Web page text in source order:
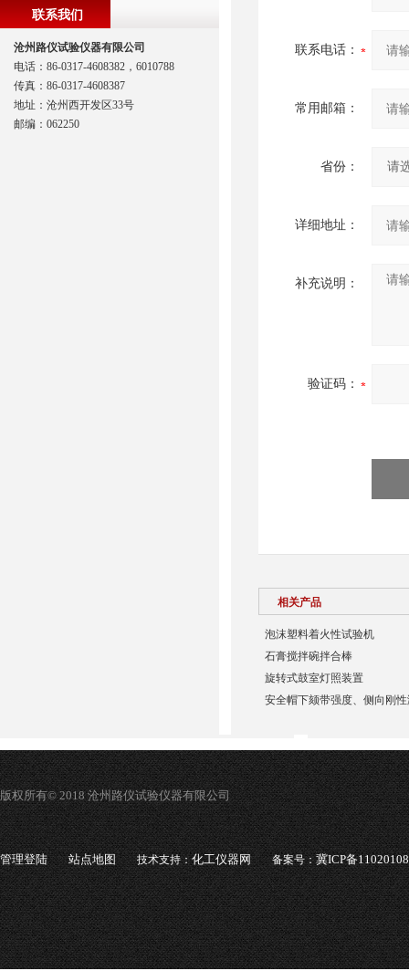
联系电话：
常用邮箱：
省份：
详细地址：
补充说明：
验证码：
相关产品
泡沫塑料着火性试验机
石膏搅拌碗拌合棒
​旋转式鼓室灯照装置
安全帽下颏带强度、侧向刚
联系我们
沧州路仪试验仪器有限公司
电话：86-0317-4608382，6010788
传真：86-0317-4608387
地址：沧州西开发区33号
邮编：062250
版权所有© 2018 沧州路仪试验仪器有限公司
管理登陆 站点地图 技术支持：化工仪器网 备案号：冀ICP备